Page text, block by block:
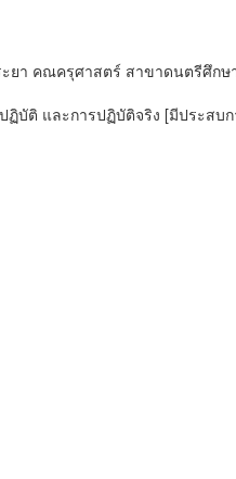
ยา คณครุศาสตร์ สาขาดนตรีศึกษา
บัติ และการปฏิบัติจริง [มีประสบ